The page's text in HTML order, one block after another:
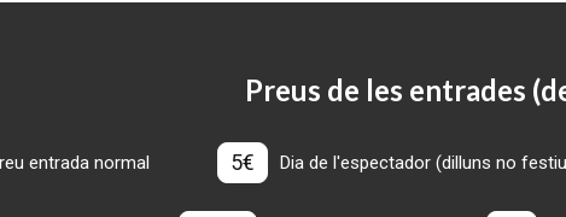
Preus de les entrades
entrada normal 5€ Dia de l'espectador (dilluns no